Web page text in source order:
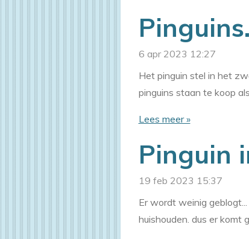
6 apr 2023 12:27
Het pinguin stel in het
pinguins staan te koop
Lees meer »
Pinguin
19 feb 2023 15:37
Er wordt weinig
huishouden. dus er komt